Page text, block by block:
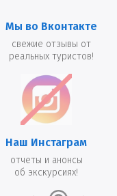
Мы во Вконтакте
свежие отзывы от
реальных туристов!
Наш Инстаграм
отчеты и анонсы
об экскурсиях!